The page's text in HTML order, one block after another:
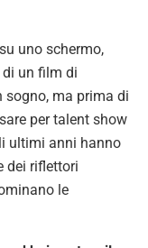
uno schermo,
un film di
sogno, ma prima di
per talent show
ultimi anni hanno
dei riflettori
le